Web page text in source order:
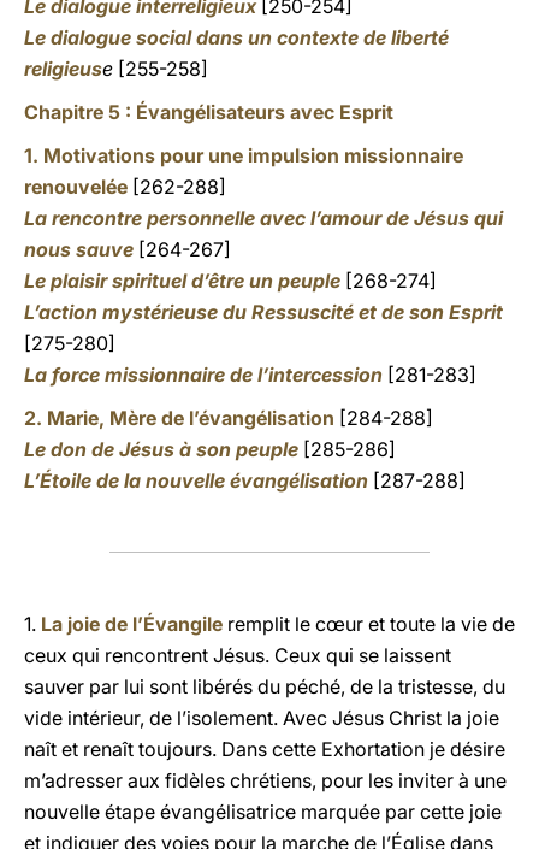
Le dialogue interreligieux[250-254]
Le dialogue social dans un contexte de liberté
religieuse [255-258]
Chapitre 5 : Évangélisateurs avec Esprit
1. Motivations pour une impulsion missionnaire
renouvelée [262-288]
La rencontre personnelle avec l’amour de Jésus qui
nous sauve [264-267]
Le plaisir spirituel d’être un peuple [268-274]
L’action mystérieuse du Ressuscité et de son Esprit
[275-280]
La force missionnaire de l’intercession [281-283]
2. Marie, Mère de l’évangélisation [284-288]
Le don de Jésus à son peuple [285-286]
L’Étoile de la nouvelle évangélisation [287-288]
1. La joie de l’Évangile remplit le cœur et toute la vie de
ceux qui rencontrent Jésus. Ceux qui se laissent
sauver par lui sont libérés du péché, de la tristesse, du
vide intérieur, de l’isolement. Avec Jésus Christ la joie
naît et renaît toujours. Dans cette Exhortation je désire
m’adresser aux fidèles chrétiens, pour les inviter à une
nouvelle étape évangélisatrice marquée par cette joie
et indiquer des voies pour la marche de l’Église dans